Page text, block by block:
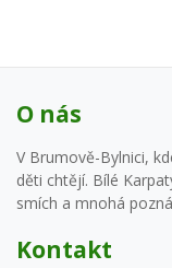
O nás
V Brumově-Bylnici,
děti chtějí. Bílé
smích a mnohá
Kontakt